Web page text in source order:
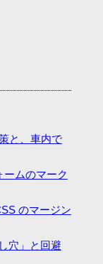
と、車内で
ームのマーク
のマージン
穴」と回避